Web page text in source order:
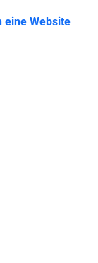
eine Website